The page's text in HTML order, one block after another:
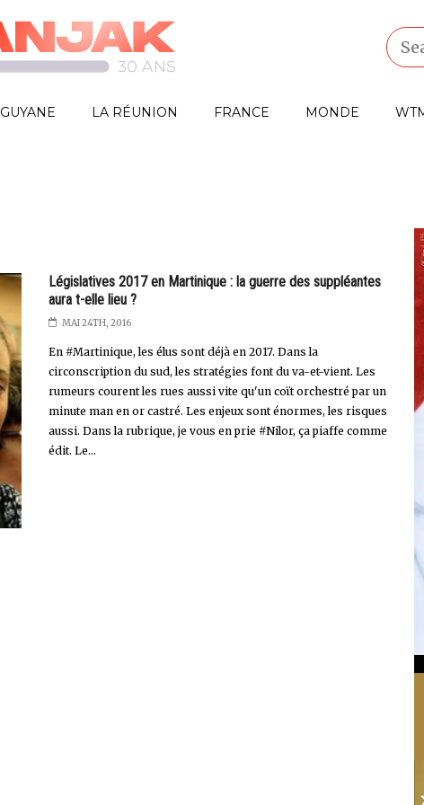
GUYANE LA RÉUNION FRANCE MONDE
Législatives 2017 en Martinique : la guerre des suppléantes
aura t-elle lieu ?
MAI 24TH, 2016
En #Martinique, les élus sont déjà en 2017. Dans la
circonscription du sud, les stratégies font du va-et-vient. Les
rumeurs courent les rues aussi vite qu'un coït orchestré par un
minute man en or castré. Les enjeux sont énormes, les risques
aussi. Dans la rubrique, je vous en prie #Nilor, ça piaffe comme
édit. Le...